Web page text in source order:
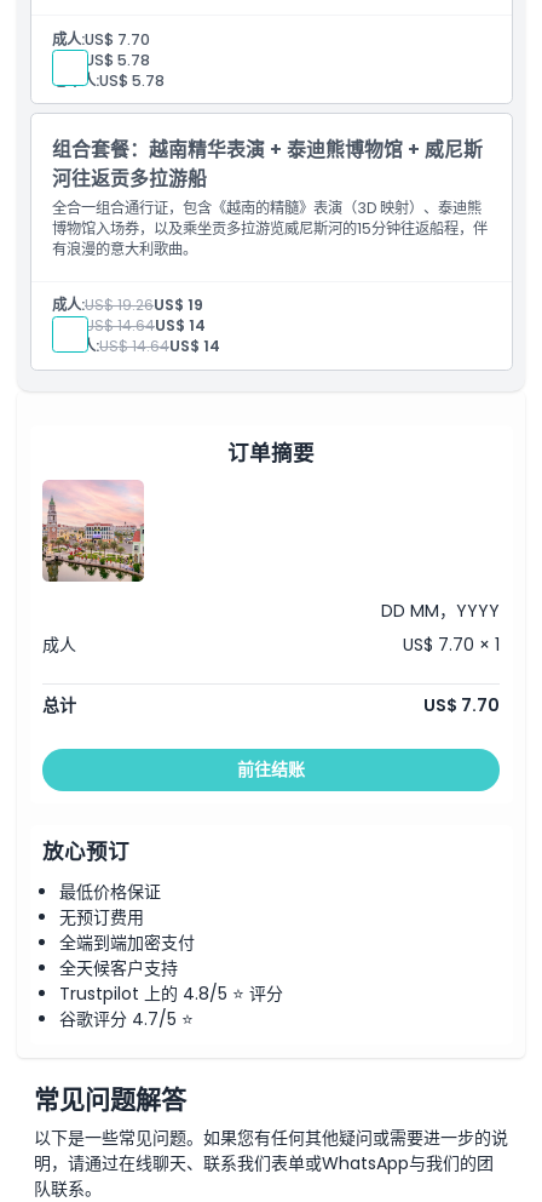
成人:US$ 7.70
儿童: US$ 5.78
老年人:US$ 5.78
组合套餐：越南精华表演 + 泰迪熊博物馆 + 威尼斯
河往返贡多拉游船
全合一组合通行证，包含《越南的精髓》表演（3D 映射）、泰迪熊
博物馆入场券，以及乘坐贡多拉游览威尼斯河的15分钟往返船程，伴
有浪漫的意大利歌曲。
成人:US$ 19.26US$ 19
儿童: US$ 14.64US$ 14
老年人:US$ 14.64US$ 14
订单摘要
DD MM，YYYY
成人
US$ 7.70 × 1
总计 US$ 7.70
前往结账
放心预订
最低价格保证
无预订费用
全端到端加密支付
全天候客户支持
Trustpilot 上的 4.8/5 ⭐ 评分
谷歌评分 4.7/5 ⭐
常见问题解答
以下是一些常见问题。如果您有任何其他疑问或需要进一步的说
明，请通过在线聊天、联系我们表单或WhatsApp与我们的团
队联系。